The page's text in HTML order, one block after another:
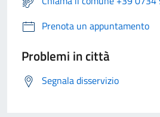
Prenota un appuntamento
Problemi in città
Segnala disservizio